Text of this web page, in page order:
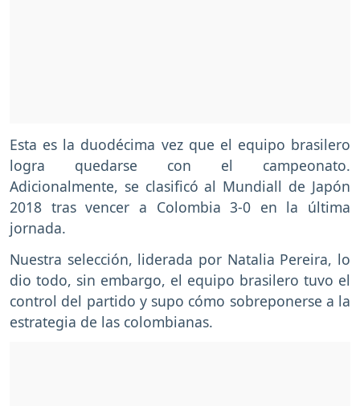
Esta es la duodécima vez que el equipo brasilero
logra quedarse con el campeonato.
Adicionalmente, se clasificó al Mundiall de Japón
2018 tras vencer a Colombia 3-0 en la última
jornada.
Nuestra selección, liderada por Natalia Pereira, lo
dio todo, sin embargo, el equipo brasilero tuvo el
control del partido y supo cómo sobreponerse a la
estrategia de las colombianas.